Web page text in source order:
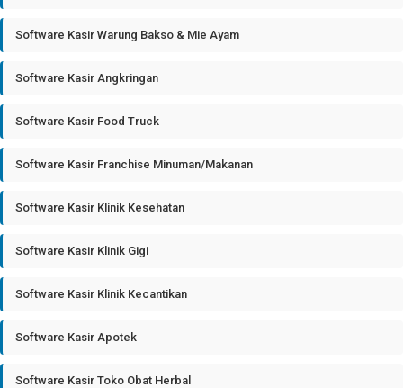
Software Kasir Warung Bakso & Mie Ayam
Software Kasir Angkringan
Software Kasir Food Truck
Software Kasir Franchise Minuman/Makanan
Software Kasir Klinik Kesehatan
Software Kasir Klinik Gigi
Software Kasir Klinik Kecantikan
Software Kasir Apotek
Software Kasir Toko Obat Herbal